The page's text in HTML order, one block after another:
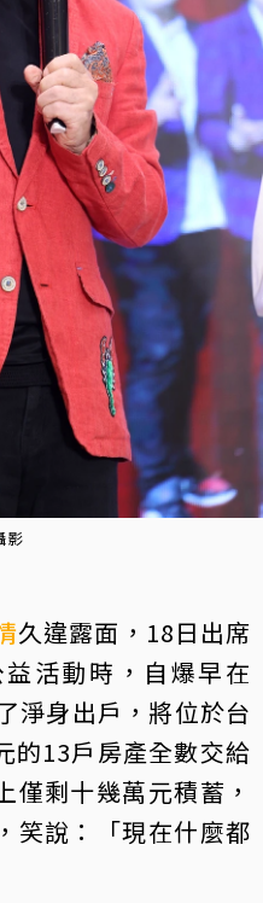
影
久違露面，18日出席
益活動時，自爆早在
淨身出戶，將位於台
的13戶房產全數交給
僅剩十幾萬元積蓄，
笑說：「現在什麼都